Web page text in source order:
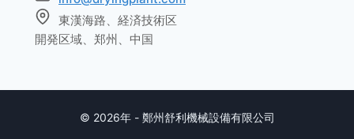
東漢海路、経済技術区
開発区域、郑州、中国
© 2026年 - 鄭州舒利機械設備有限公司